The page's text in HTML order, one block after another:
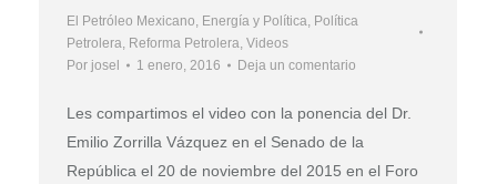
El Petróleo Mexicano, Energía y Política, Política
Petrolera, Reforma Petrolera, Videos
Por josel 1 enero, 2016 Deja un comentario
Les compartimos el video con la ponencia del Dr.
Emilio Zorrilla Vázquez en el Senado de la
República el 20 de noviembre del 2015 en el Foro